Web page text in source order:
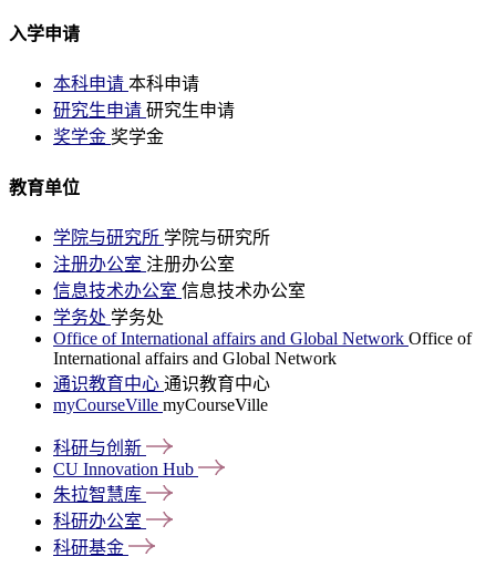
入学申请
本科申请 本科申请
研究生申请 研究生申请
奖学金 奖学金
教育单位
学院与研究所 学院与研究所
注册办公室 注册办公室
信息技术办公室 信息技术办公室
学务处 学务处
Office of International affairs and Global Network Office of
International affairs and Global Network
通识教育中心 通识教育中心
myCourseVille myCourseVille
科研与创新
CU Innovation Hub
朱拉智慧库
科研办公室
科研基金